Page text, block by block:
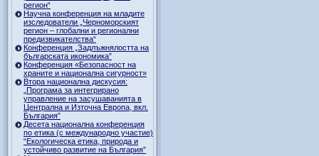
регион“
Научна конференция на младите
изследователи „Черноморският
регион – глобални и регионални
предизвикателства“
Конференция „Задлъжнялостта на
българската икономика”
Конференция «Безопасност на
храните и национална сигурност»
Втора национална дискусия:
„Програма за интегрирано
управление на засушаванията в
Централна и Източна Европа, вкл.
България”
Десета национална конференция
по етика (с международно участие)
“Екологическа етика, природа и
устойчиво развитие на България”